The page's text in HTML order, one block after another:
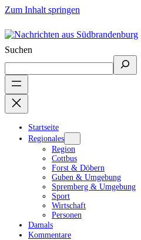
Zum Inhalt springen
Suchen
Startseite
Regionales
Region
Cottbus
Forst & Döbern
Guben & Umgebung
Spremberg & Umgebung
Sport
Wirtschaft
Personen
Damals
Kommentare